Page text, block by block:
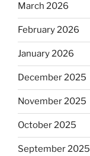
March 2026
February 2026
January 2026
December 2025
November 2025
October 2025
September 2025